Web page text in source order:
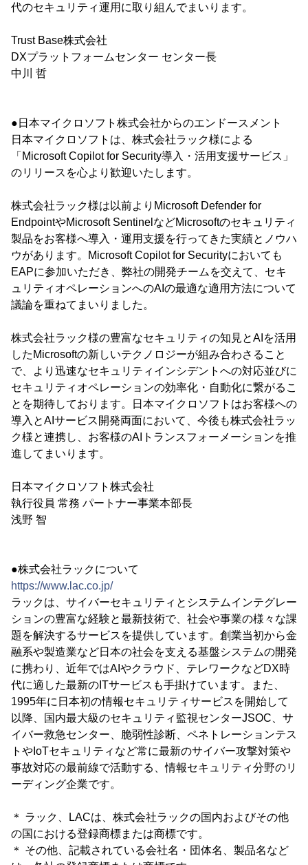
代のセキュリティ運用に取り組んでまいります。
Trust Base株式会社
DXプラットフォームセンター センター長
中川 哲
●日本マイクロソフト株式会社からのエンドースメント
日本マイクロソフトは、株式会社ラック様による
「Microsoft Copilot for Security導入・活用支援サービス」
のリリースを心より歓迎いたします。
株式会社ラック様は以前よりMicrosoft Defender for
EndpointやMicrosoft SentinelなどMicrosoftのセキュリティ
製品をお客様へ導入・運用支援を行ってきた実績とノウハ
ウがあります。Microsoft Copilot for Securityにおいても
EAPに参加いただき、弊社の開発チームを交えて、セキ
ュリティオペレーションへのAIの最適な適用方法について
議論を重ねてまいりました。
株式会社ラック様の豊富なセキュリティの知見とAIを活用
したMicrosoftの新しいテクノロジーが組み合わさること
で、より迅速なセキュリティインシデントへの対応並びに
セキュリティオペレーションの効率化・自動化に繋がるこ
とを期待しております。日本マイクロソフトはお客様への
導入とAIサービス開発両面において、今後も株式会社ラッ
ク様と連携し、お客様のAIトランスフォーメーションを推
進してまいります。
日本マイクロソフト株式会社
執行役員 常務 パートナー事業本部長
浅野 智
●株式会社ラックについて
https://www.lac.co.jp/
ラックは、サイバーセキュリティとシステムインテグレー
ションの豊富な経験と最新技術で、社会や事業の様々な課
題を解決するサービスを提供しています。創業当初から金
融系や製造業など日本の社会を支える基盤システムの開発
に携わり、近年ではAIやクラウド、テレワークなどDX時
代に適した最新のITサービスも手掛けています。また、
1995年に日本初の情報セキュリティサービスを開始して
以降、国内最大級のセキュリティ監視センターJSOC、サ
イバー救急センター、脆弱性診断、ペネトレーションテス
トやIoTセキュリティなど常に最新のサイバー攻撃対策や
事故対応の最前線で活動する、情報セキュリティ分野のリ
ーディング企業です。
＊ ラック、LACは、株式会社ラックの国内およびその他
の国における登録商標または商標です。
＊ その他、記載されている会社名・団体名、製品名など